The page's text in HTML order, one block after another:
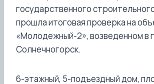
государственного
прошла итоговая проверка на
«Молодежный-2», возведенном в
Солнечногорск.
6-этажный, 5-подъездный дом,